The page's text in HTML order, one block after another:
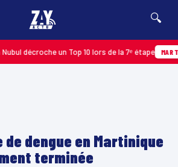
🔍
un Top 10 lors de la 7ᵉ étape MARTINIQUE
de dengue en Martinique
terminée